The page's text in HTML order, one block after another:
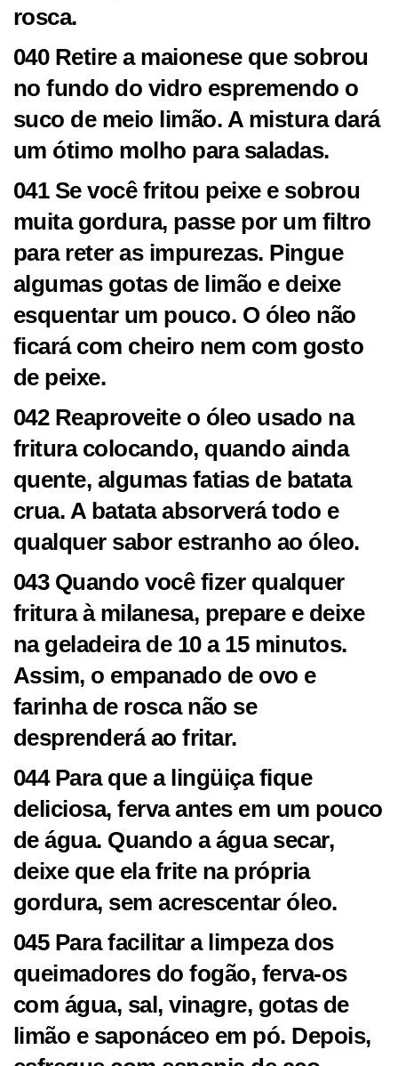
rosca.
040 Retire a maionese que sobrou
no fundo do vidro espremendo o
suco de meio limão. A mistura dará
um ótimo molho para saladas.
041 Se você fritou peixe e sobrou
muita gordura, passe por um filtro
para reter as impurezas. Pingue
algumas gotas de limão e deixe
esquentar um pouco. O óleo não
ficará com cheiro nem com gosto
de peixe.
042 Reaproveite o óleo usado na
fritura colocando, quando ainda
quente, algumas fatias de batata
crua. A batata absorverá todo e
qualquer sabor estranho ao óleo.
043 Quando você fizer qualquer
fritura à milanesa, prepare e deixe
na geladeira de 10 a 15 minutos.
Assim, o empanado de ovo e
farinha de rosca não se
desprenderá ao fritar.
044 Para que a lingüiça fique
deliciosa, ferva antes em um pouco
de água. Quando a água secar,
deixe que ela frite na própria
gordura, sem acrescentar óleo.
045 Para facilitar a limpeza dos
queimadores do fogão, ferva-os
com água, sal, vinagre, gotas de
limão e saponáceo em pó. Depois,